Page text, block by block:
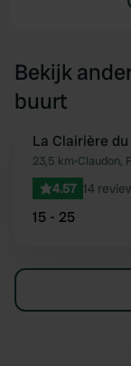
Bekijk
buurt
Boek direct
La Clairière
23,5 km•Claudon,
4.57 14
15 - 25